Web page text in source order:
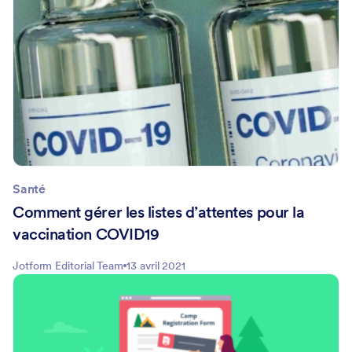
Santé
Comment gérer les listes d’attentes pour la
vaccination COVID19
Jotform Editorial Team 13 avril 2021